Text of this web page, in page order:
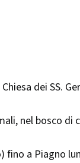
dei SS.
nel bosco di
fino a Piagno